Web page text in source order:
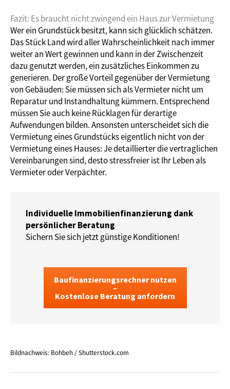
Fazit: Es braucht nicht zwingend ein Haus zur Vermietung
Wer ein Grundstück besitzt, kann sich glücklich schätzen.
Das Stück Land wird aller Wahrscheinlichkeit nach immer
weiter an Wert gewinnen und kann in der Zwischenzeit
dazu genutzt werden, ein zusätzliches Einkommen zu
generieren. Der große Vorteil gegenüber der Vermietung
von Gebäuden: Sie müssen sich als Vermieter nicht um
Reparatur und Instandhaltung kümmern. Entsprechend
müssen Sie auch keine Rücklagen für derartige
Aufwendungen bilden. Ansonsten unterscheidet sich die
Vermietung eines Grundstücks eigentlich nicht von der
Vermietung eines Hauses: Je detaillierter die vertraglichen
Vereinbarungen sind, desto stressfreier ist Ihr Leben als
Vermieter oder Verpächter.
Individuelle Immobilienfinanzierung dank
persönlicher Beratung
Sichern Sie sich jetzt günstige Konditionen!
Baufinanzierungsrechner nutzen
–
Kostenlose Beratung anfordern
Bildnachweis: Bohbeh / Shutterstock.com